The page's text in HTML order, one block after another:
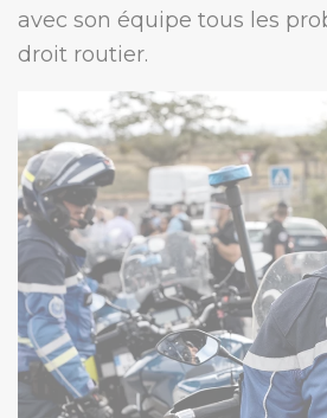
avec son équipe tous les
droit routier.